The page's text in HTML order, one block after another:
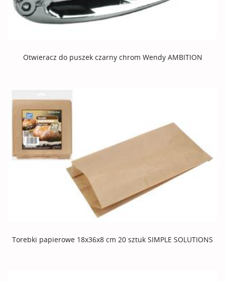
Otwieracz do puszek czarny chrom Wendy AMBITION
Torebki papierowe 18x36x8 cm 20 sztuk SIMPLE SOLUTIONS